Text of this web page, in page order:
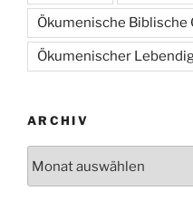
Ökumenische Biblische
Ökumenischer
ARCHIV